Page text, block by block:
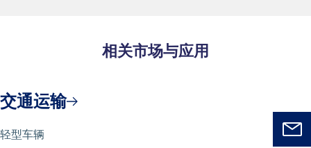
相关市场与应用
交通运输
轻型车辆